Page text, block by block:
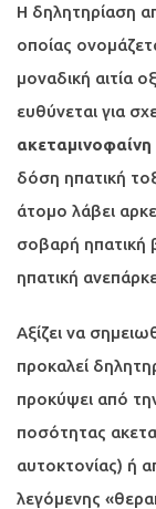
Η δηλητηρίαση
οποίας
μοναδική αιτία
ευθύνεται για
ακεταμινοφαίνη
δόση ηπατική
άτομο λάβει
σοβαρή ηπατική
ηπατική
Αξίζει να
προκαλεί
προκύψει από
ποσότητας
αυτοκτονίας) ή
λεγόμενης